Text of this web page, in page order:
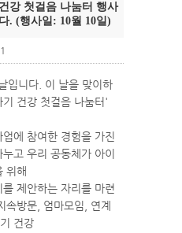
강 첫걸음 나눔터 행사
. (행사일: 10월 10일)
입니다. 이 날을 맞이하
건강 첫걸음 나눔터'
에 참여한 경험을 가진
고 우리 공동체가 아이
위해
제안하는 자리를 마련
속방문, 엄마모임, 연계
건강